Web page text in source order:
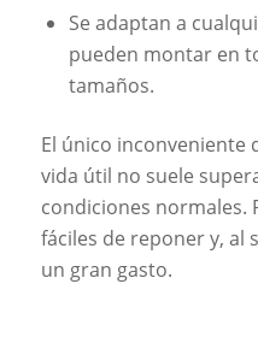
Se adaptan a
pueden montar en
tamaños.
El único inconveniente
vida útil no suele
condiciones normales.
fáciles de reponer y, al
un gran gasto.